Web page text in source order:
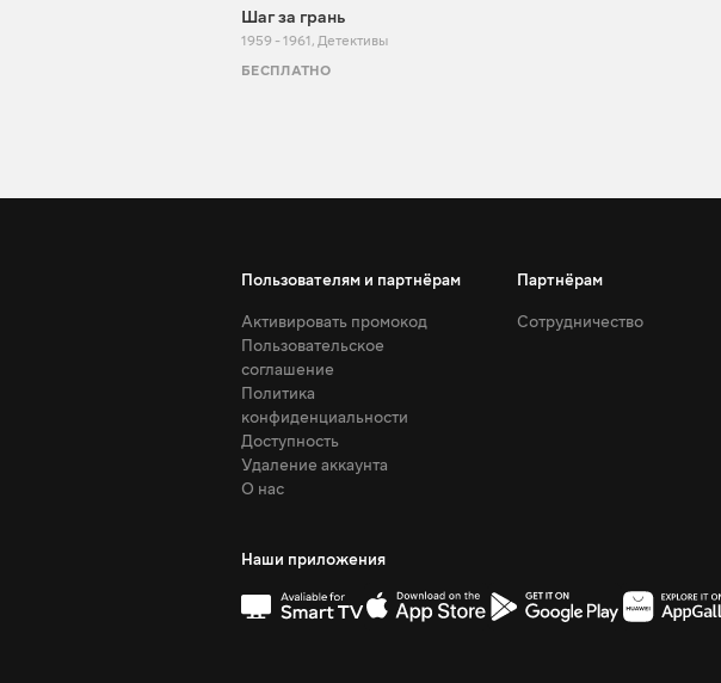
Шаг за грань
1959 - 1961, Детективы
БЕСПЛАТНО
Пользователям и партнёрам
Активировать промокод
Пользовательское
соглашение
Политика
конфиденциальности
Доступность
Удаление аккаунта
О нас
Партнёрам
Сотрудничество
Наши приложения